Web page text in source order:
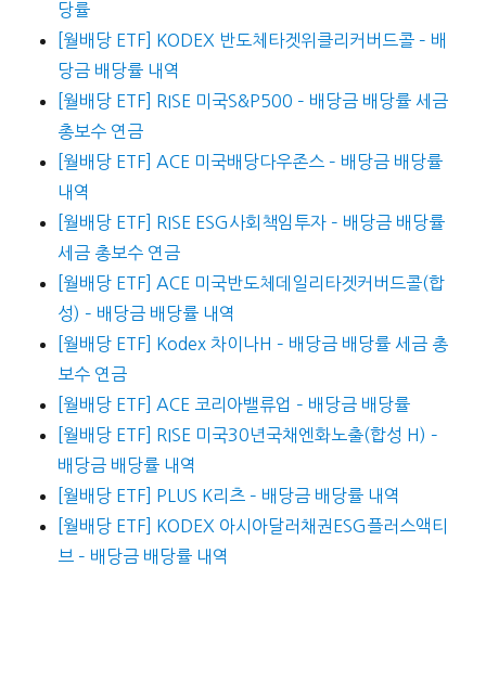
당률
[월배당 ETF] KODEX 반도체타겟위클리커버드콜 – 배
당금 배당률 내역
[월배당 ETF] RISE 미국S&P500 – 배당금 배당률 세금
총보수 연금
[월배당 ETF] ACE 미국배당다우존스 – 배당금 배당률
내역
[월배당 ETF] RISE ESG사회책임투자 – 배당금 배당률
세금 총보수 연금
[월배당 ETF] ACE 미국반도체데일리타겟커버드콜(합
성) – 배당금 배당률 내역
[월배당 ETF] Kodex 차이나H – 배당금 배당률 세금 총
보수 연금
[월배당 ETF] ACE 코리아밸류업 – 배당금 배당률
[월배당 ETF] RISE 미국30년국채엔화노출(합성 H) –
배당금 배당률 내역
[월배당 ETF] PLUS K리츠 – 배당금 배당률 내역
[월배당 ETF] KODEX 아시아달러채권ESG플러스액티
브 – 배당금 배당률 내역